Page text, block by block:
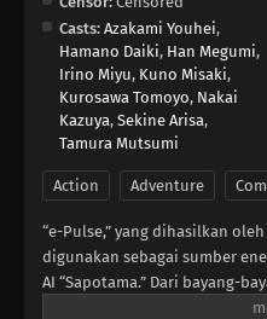
17 Episode 17
Episode 16
Episode 15
14 Episode 14
13 Episode 13
12 Episode 12
Casts: Azakami Youhei,
Hamano Daiki, Han Megumi,
Irino Miyu, Kuno Misaki,
Kurosawa Tomoyo, Nakai
Kazuya, Sekine Arisa,
Tamura Mutsumi
Action Adventure
“e-Pulse,” yang dihasilkan
digunakan sebagai sumber
AI “Sapotama.” Dari bayang-
ini, monster-monster